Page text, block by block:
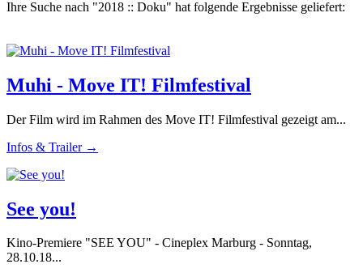
Ihre Suche nach "2018 :: Doku" hat folgende Ergebnisse geliefert:
Muhi - Move IT! Filmfestival
Der Film wird im Rahmen des Move IT! Filmfestival gezeigt am...
Infos & Trailer →
See you!
Kino-Premiere "SEE YOU" - Cineplex Marburg - Sonntag,
28.10.18...